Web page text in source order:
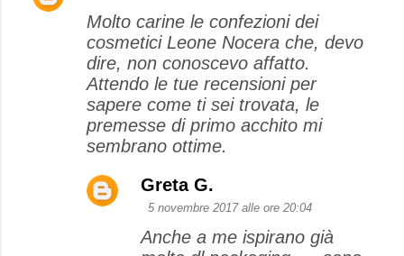
Molto carine le confezioni dei
cosmetici Leone Nocera che, devo
dire, non conoscevo affatto.
Attendo le tue recensioni per
sapere come ti sei trovata, le
premesse di primo acchito mi
sembrano ottime.
Greta G.
5 novembre 2017 alle ore 20:04
Anche a me ispirano già